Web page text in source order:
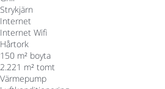
Strykjärn
Internet
Internet Wifi
Hårtork
150 m² boyta
2.221 m² tomt
Värmepump